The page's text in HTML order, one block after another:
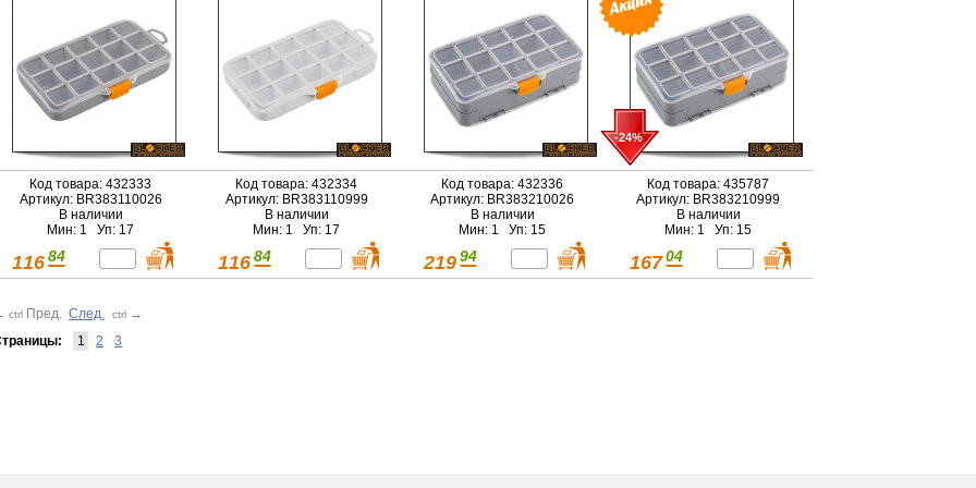
Код товара: 432333
Артикул: BR383110026
В наличии
Мин: 1 Уп: 17
116 84
Код товара: 432334
Артикул: BR383110999
В наличии
Мин: 1 Уп: 17
116 84
Код товара: 432336
Артикул: BR383210026
В наличии
Мин: 1 Уп: 15
219 94
-24%
Код товара: 435787
Артикул: BR383210999
В наличии
Мин: 1 Уп: 15
167 04
ctrl Пред. След. ctrl →
1 2 3